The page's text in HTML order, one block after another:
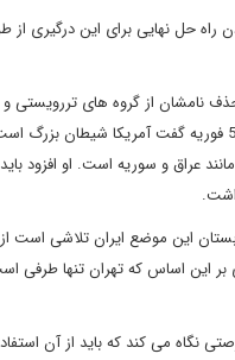
حل نهایی برای این درگیری از
از گروه های تررویستی و
در اظهارات سفیر این کشور در صنعا آشکار بود. او در
عراق و سوریه است. او افزود
این موضع ایران تلاشی است
بر این اساس که تهران تنها
نگاه می کند که باید از آن